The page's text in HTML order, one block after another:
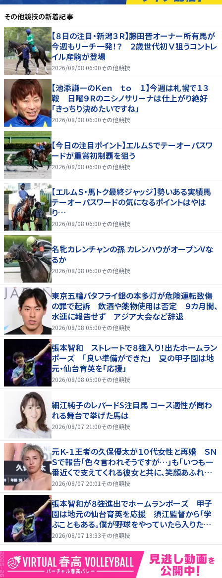
その他競技の新着記事
【８日の注目・新潟３Ｒ】藤田晋オーナー所有馬が
今週もリーチ一発！？ ２歳世代初Ⅴ狙うコントレ
イル産駒が登場
2026/08/08 06:00その他競技
【池添謙一のＫｅｎ ｔｏ １】今週は札幌で１３
鞍 日曜９Ｒのニシノサリーナは仕上がり絶好
「きっちり決めたいですね」
2026/08/08 06:00その他競技
【今日の注目ポイント】エルムSでテーオーパスワ
ードが重賞初制覇を狙う
2026/08/08 06:00その他競技
【エルムＳ・馬トク最終ジャッジ】勢いある実績馬
テーオーパスワードの気になるポイントはやは
り…
2026/08/08 06:00その他競技
名牝カレンチャンの孫 カレンハウがオープンVな
るか
2026/08/08 06:00その他競技
東京五輪バタフライ銀の本多灯が危険運転致傷
の罪で起訴 飲酒や薬物使用は否定 ９カ月間、
水連に報告せず アジア大会など辞退
2026/08/08 05:00その他競技
張本智和 ストレートで８強入り！出たホームラン
ポーズ 「良い準備ができた」 夏の甲子園は地
元・仙台育英を「応援」
2026/08/08 05:00その他競技
細江純子のレパードS注目馬 コース適性が問わ
れる舞台で挙げた馬は
2026/08/07 21:00その他競技
元Ｋ-１王者の久保優太が１０代女性と再婚 ＳＮ
Ｓで報告「色々言われそうですが…」も「いつも一
番近くで支えてくれる彼女と共に、笑顔あふれる
家庭を築いていきたい」
2026/08/07 20:01 その他競技
張本智和が８強進出でホームランポーズ 甲子
園は地元の仙台育英を応援 須江監督から「学
ぶこともある。僕が野球をやっていたら入りたかっ
た」
2026/08/07 19:33その他競技